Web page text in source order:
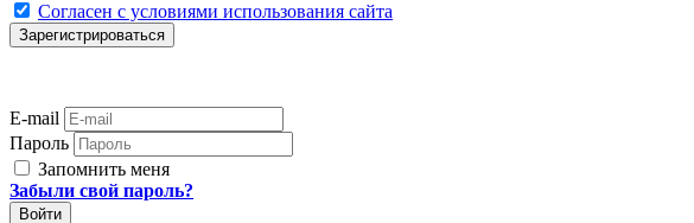
Согласен с условиями использования сайта
E-mail
Пароль
Запомнить меня
Забыли свой пароль?